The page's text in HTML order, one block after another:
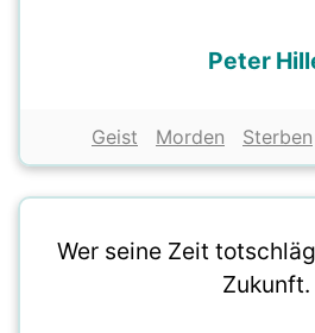
Peter
Geist Morden Sterben
Wer seine Zeit
Zukunft.